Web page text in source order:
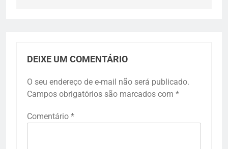
DEIXE UM COMENTÁRIO
O seu endereço de e-mail não será publicado.
Campos obrigatórios são marcados com *
Comentário *